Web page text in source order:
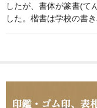
店舗情報
したが、書体が篆書(て
した。楷書は学校の書